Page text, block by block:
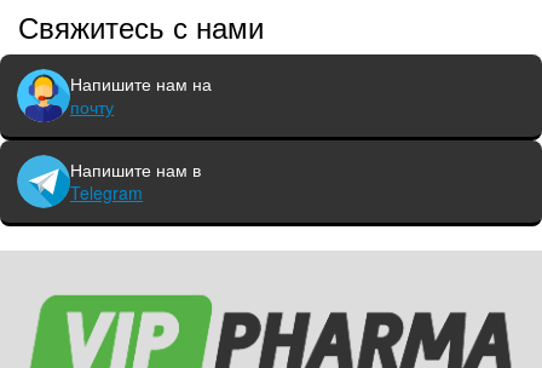
Свяжитесь с нами
Напишите нам на
почту
Напишите нам в
Telegram